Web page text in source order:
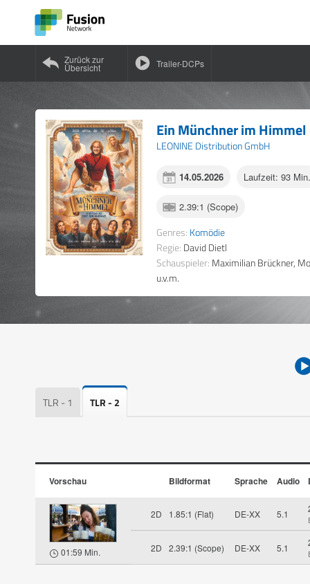
Zurück zur
Übersicht Trailer-DCPs
Ein Münchner im Himmel
LEONINE Distribution GmbH
14.05.2026 Laufzeit: 93
2.39:1 (Scope)
Genres: Komödie
Regie: David Dietl
Schauspieler: Maximilian Brückner,
u.v.m.
TLR - 1 TLR - 2
Vorschau Bildformat Sprache Audio
01:59 Min.
2D 1.85:1 (Flat) DE-XX 5.1
2D 2.39:1 (Scope) DE-XX 5.1